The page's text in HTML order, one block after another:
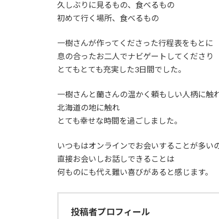
久しぶりに見るもの、食べるもの
初めて行く場所、食べるもの
一樹さんが作ってくださった行程表をもとに
息の合ったお二人でナビゲートしてくださり
とてもとても充実した3日間でした。
一樹さんと蘭さんの温かく頼もしい人柄に触
北海道の地に触れ
とても幸せな時間を過ごしました。
いつもはオンラインでお会いすることが多い
直接お会いしお話しできることは
何ものにも代え難い喜びがあると感じます。
投稿者プロフィール